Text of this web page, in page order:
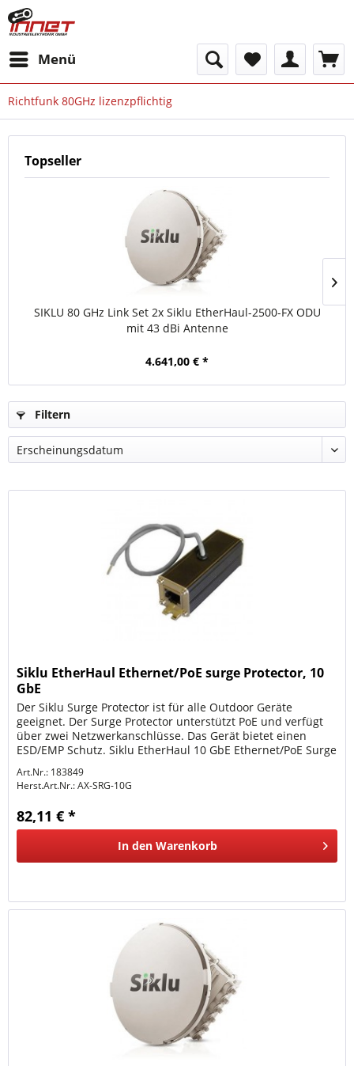
Menü
Richtfunk 80GHz lizenzpflichtig
Topseller
SIKLU 80 GHz Link Set 2x Siklu EtherHaul-2500-FX ODU
mit 43 dBi Antenne
4.641,00 € *
Filtern
Siklu EtherHaul Ethernet/PoE surge Protector, 10
GbE
Der Siklu Surge Protector ist für alle Outdoor Geräte
geeignet. Der Surge Protector unterstützt PoE und verfügt
über zwei Netzwerkanschlüsse. Das Gerät bietet einen
ESD/EMP Schutz. Siklu EtherHaul 10 GbE Ethernet/PoE Surge
Art.Nr.: 183849
Herst.Art.Nr.:AX-SRG-10G
82,11 € *
In den Warenkorb